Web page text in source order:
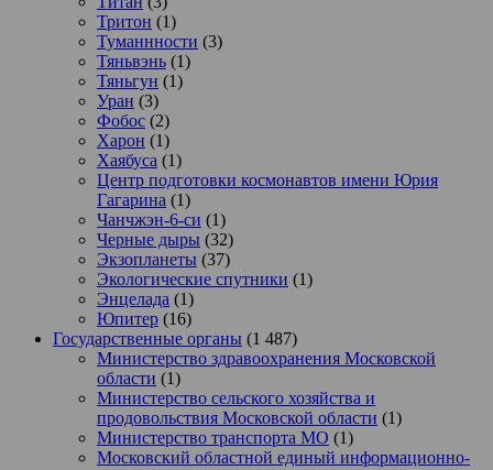
Тритон (1)
Туманнности (3)
Тяньвэнь (1)
Тяньгун (1)
Уран (3)
Фобос (2)
Харон (1)
Хаябуса (1)
Центр подготовки космонавтов имени Юрия
Гагарина (1)
Чанчжэн-6-си (1)
Черные дыры (32)
Экзопланеты (37)
Экологические спутники (1)
Энцелада (1)
Юпитер (16)
Государственные органы (1 487)
Министерство здравоохранения Московской
области (1)
Министерство сельского хозяйства и
продовольствия Московской области (1)
Министерство транспорта МО (1)
Московский областной единый информационно-